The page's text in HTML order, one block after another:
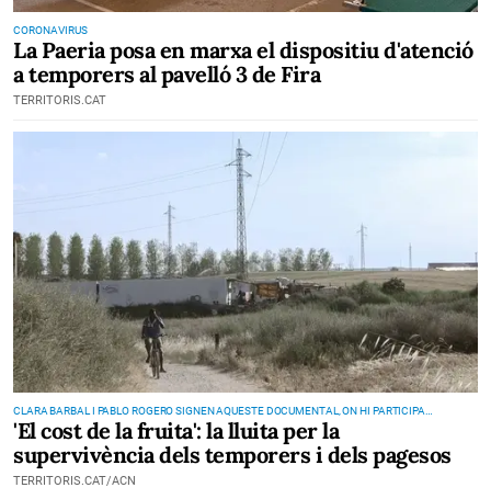
CORONAVIRUS
La Paeria posa en marxa el dispositiu d'atenció
a temporers al pavelló 3 de Fira
TERRITORIS.CAT
CLARA BARBAL I PABLO ROGERO SIGNEN AQUESTE DOCUMENTAL, ON HI PARTICIPA
L'ESCRIPTOR FRANCESC SERÉS
'El cost de la fruita': la lluita per la
supervivència dels temporers i dels pagesos
TERRITORIS.CAT/ACN